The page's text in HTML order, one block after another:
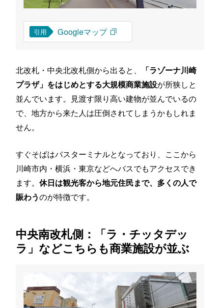
引用 Googleマップ
北改札・中央北改札側から出ると、
「ラゾーナ川崎
プラザ」をはじめとする大規模商業施設が所狭しと
並んでいます。見渡す限り高い建物が並んでいるの
で、地方から来た人は圧倒されてしまうかもしれま
せん。
すぐそばはバスターミナルとなっており、ここから
川崎市内・横浜・東京などへバスでもアクセスでき
ます。休日は観光客から地元住民まで、多くの人で
賑わうのが特徴です。
中央南改札側：「ラ・チッタデッ
ラ」などこちらも商業施設が並ぶ